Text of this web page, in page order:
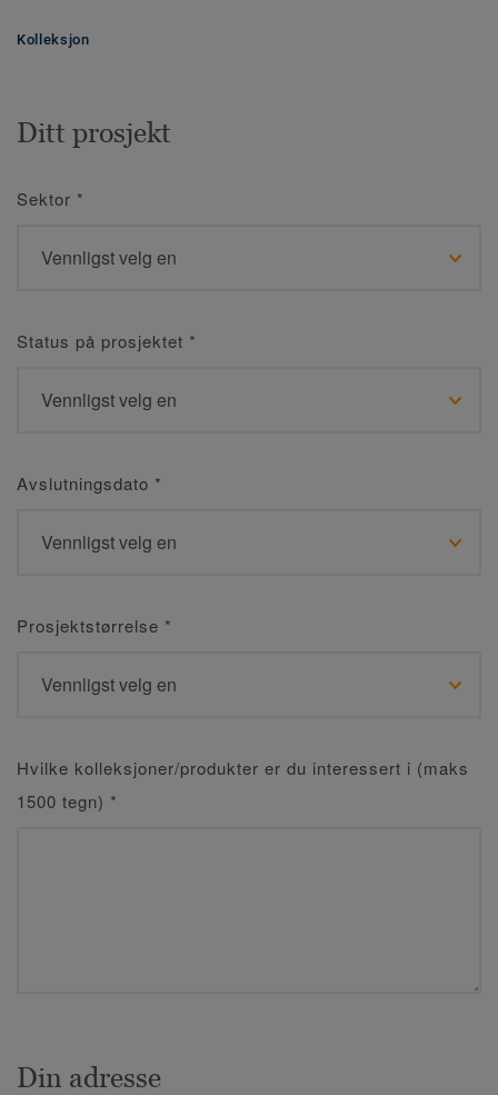
Kolleksjon
Ditt prosjekt
Sektor *
Status på prosjektet *
Avslutningsdato *
Prosjektstørrelse *
Hvilke kolleksjoner/produkter er du interessert i (maks
1500 tegn) *
Din adresse